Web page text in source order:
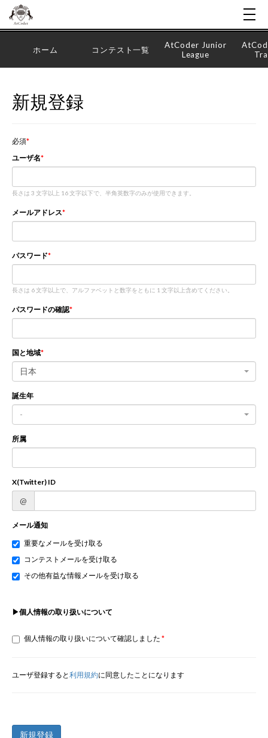
ホーム コンテスト一覧
AtCoder Junior
League
新規登録
必須
ユーザ名
長さは 3 文字以上 16 文字以下で、半角英数字のみが使用できます。
メールアドレス
パスワード
長さは 6 文字以上で、アルファベットと数字をともに 1 文字以上含めてください。
パスワードの確認
国と地域
日本
誕生年
-
所属
X(Twitter) ID
@
メール通知
重要なメールを受け取る
コンテストメールを受け取る
その他有益な情報メールを受け取る
▶個人情報の取り扱いについて
個人情報の取り扱いについて確認しました
ユーザ登録すると利用規約に同意したことになります
新規登録